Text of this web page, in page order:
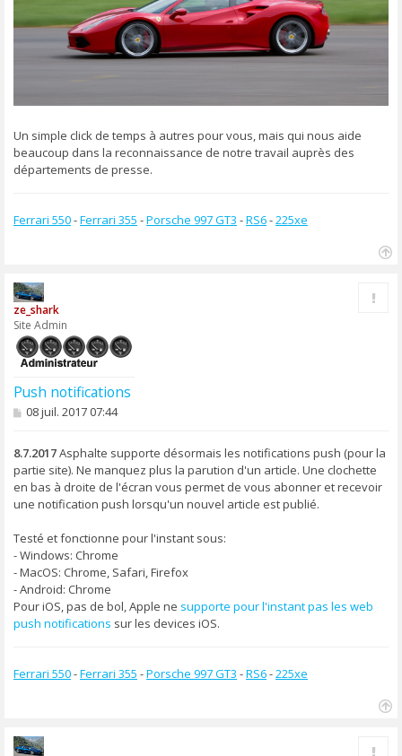
Un simple click de temps à autres pour vous, mais qui nous aide
beaucoup dans la reconnaissance de notre travail auprès des
départements de presse.
Ferrari 550-Ferrari 355 -Porsche 997 GT3 -RS6-225xe
ze_shark
Site Admin
Push notifications
M
s
a
g
e
08 juil. 2017 07:44
8.7.2017Asphalte supporte désormais les notifications push (pour la
partie site). Ne manquez plus la parution d'un article. Une clochette
en bas à droite de l'écran vous permet de vous abonner et recevoir
une notification push lorsqu'un nouvel article est publié.
Testé et fonctionne pour l'instant sous:
- Windows: Chrome
- MacOS: Chrome, Safari, Firefox
- Android: Chrome
Pour iOS, pas de bol, Apple ne supporte pour l'instant pas les web
push notifications sur les devices iOS.
Ferrari 550-Ferrari 355 -Porsche 997 GT3 -RS6-225xe